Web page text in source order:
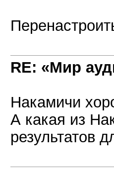
RE: «Мир
Накамичи
А какая из
результатов